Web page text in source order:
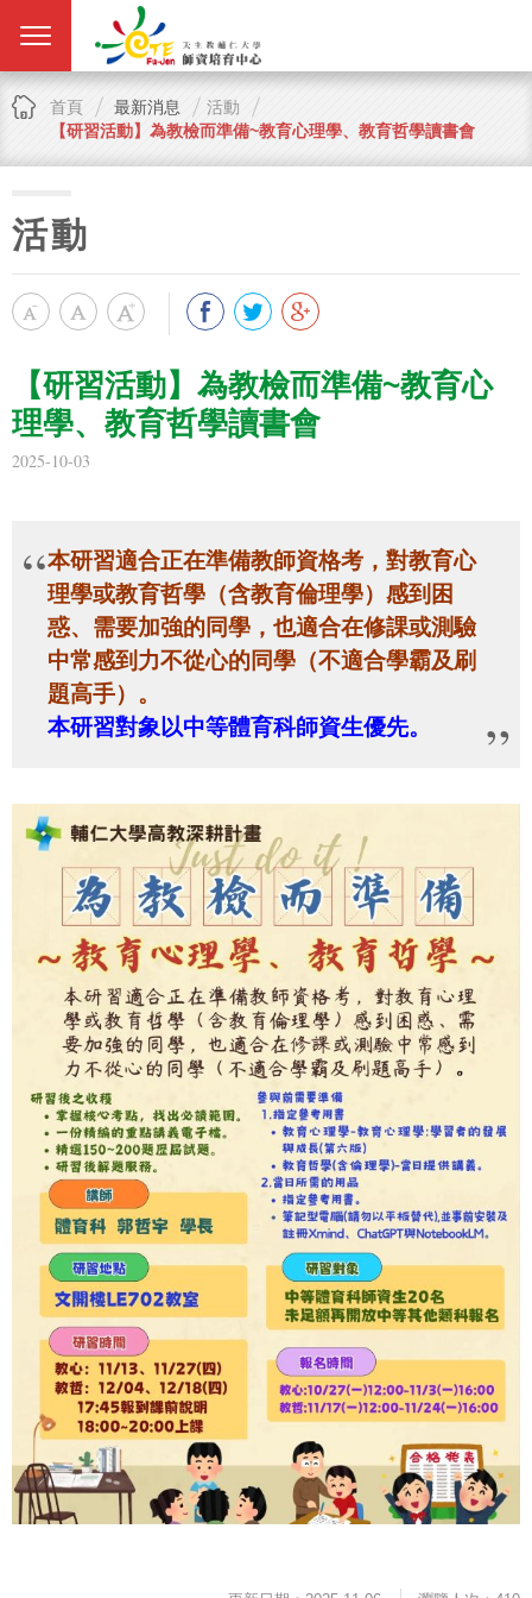
首頁 最新消息
活動
【研習活動】為教檢而準備~教育心理學、教育哲學讀書會
活動
【研習活動】為教檢而準備~教育心
理學、教育哲學讀書會
2025-10-03
本研習適合正在準備教師資格考，對教育心
理學或教育哲學（含教育倫理學）感到困
惑、需要加強的同學，也適合在修課或測驗
中常感到力不從心的同學（不適合學霸及刷
題高手）。
本研習對象以中等體育科師資生優先。